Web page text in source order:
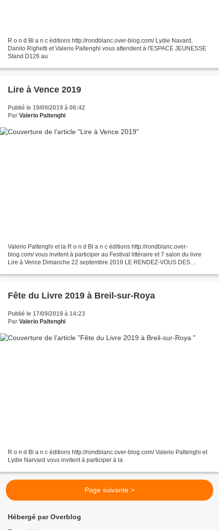
R o n d Bl a n c éditions http://rondblanc.over-blog.com/ Lydie Navard,
Danilo Righetti et Valerio Paltenghi vous attendent à l'ESPACE JEUNESSE
Stand D126 au
Lire à Vence 2019
Publié le 19/09/2019 à 06:42
Par Valerio Paltenghi
Valerio Paltenghi et la R o n d Bl a n c éditions http://rondblanc.over-
blog.com/ vous invitent à participer au Festival littéraire et 7 salon du livre
Lire à Vence Dimanche 22 septembre 2019 LE RENDEZ-VOUS DES
Fête du Livre 2019 à Breil-sur-Roya
Publié le 17/09/2019 à 14:23
Par Valerio Paltenghi
R o n d Bl a n c éditions http://rondblanc.over-blog.com/ Valerio Paltenghi et
Lydie Narvard vous invitent à participer à la
Page suivante >
Hébergé par Overblog